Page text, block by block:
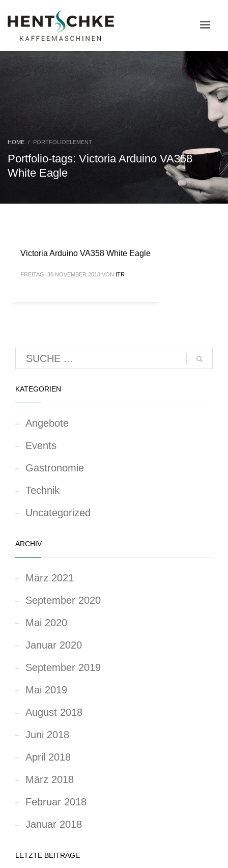
HOME PORTFOLIOELEMENT
Portfolio-tags: Victoria Arduino VA358
White Eagle
Victoria Arduino VA358 White Eagle
FREITAG, 30 NOVEMBER 2018 VON ITR
KATEGORIEN
Angebote
Events
Gastronomie
Technik
Uncategorized
ARCHIV
März 2021
September 2020
Mai 2020
Januar 2020
September 2019
Mai 2019
August 2018
Juni 2018
April 2018
März 2018
Februar 2018
Januar 2018
LETZTE BEITRÄGE